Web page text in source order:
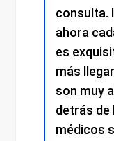
consulta.
ahora
es
más
son muy
detrás de
médicos